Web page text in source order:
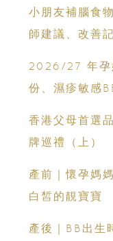
小朋友補腦食
師建議、改善
2026/27 年孕
份、濕疹敏感
香港父母首選
牌巡禮（上）
產前｜懷孕媽
白皙的靚寶寶
產後｜BB出生